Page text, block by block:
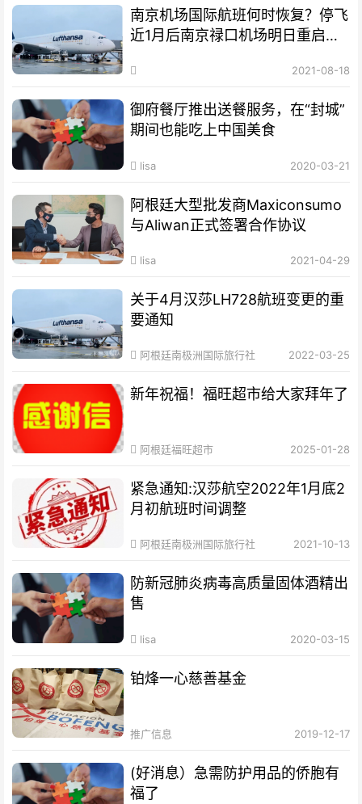
南京机场国际航班何时恢复？停飞
近1月后南京禄口机场明日重启国
2021-08-18
御府餐厅推出送餐服务，在“封城”
期间也能吃上中国美食
lisa 2020-03-21
阿根廷大型批发商Maxiconsumo
与Aliwan正式签署合作协议
lisa 2021-04-29
关于4月汉莎LH728航班变更的重
要通知
阿根廷南极洲国际旅行社 2022-03-25
新年祝福！福旺超市给大家拜年了
阿根廷福旺超市 2025-01-28
紧急通知:汉莎航空2022年1月底2
月初航班时间调整
阿根廷南极洲国际旅行社 2021-10-13
防新冠肺炎病毒高质量固体酒精出
售
lisa 2020-03-15
铂烽一心慈善基金
推广信息 2019-12-17
(好消息）急需防护用品的侨胞有
福了